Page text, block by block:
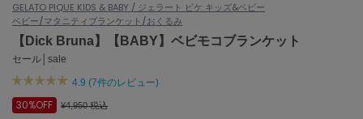
ASICS
アシックス
Ballelite
バレリット
GELATO PIQUE KIDS & BABY / ジェラート ピケ キッズ&ベビー
ベビー/マタニティブランケット/おくるみ
【Dick Bruna】【BABY】ベビモコブランケット
セール│sale
4.9 (7件のレビュー)
30%OFF ¥4,950税込